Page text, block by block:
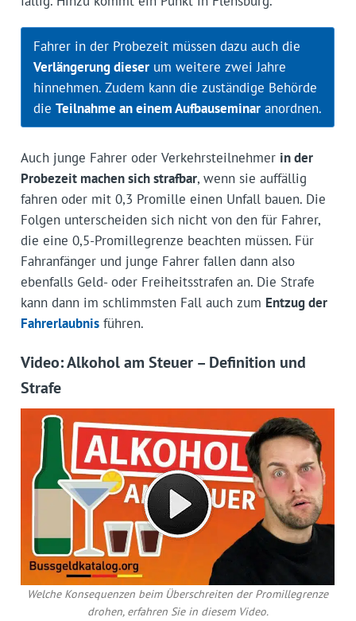
Fahrer in der Probezeit müssen dazu auch die
Verlängerung dieserum weitere zwei Jahre
hinnehmen. Zudem kann die zuständige Behörde
die Teilnahme an einem Aufbauseminaranordnen.
Auch junge Fahrer oder Verkehrsteilnehmer in der
Probezeit machen sich strafbar, wenn sie auffällig
fahren oder mit 0,3 Promille einen Unfall bauen. Die
Folgen unterscheiden sich nicht von den für Fahrer,
die eine 0,5-Promillegrenze beachten müssen. Für
Fahranfänger und junge Fahrer fallen dann also
ebenfalls Geld- oder Freiheitsstrafen an. Die Strafe
kann dann im schlimmsten Fall auch zum Entzug der
Fahrerlaubnisführen.
Video: Alkohol am Steuer – Definition und
Strafe
Welche Konsequenzen beim Überschreiten der Promillegrenze
drohen, erfahren Sie in diesem Video.